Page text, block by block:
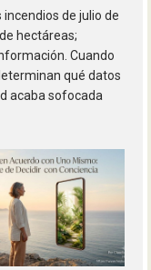
incendios de julio de
hectáreas;
Cuando
qué datos
acaba sofocada